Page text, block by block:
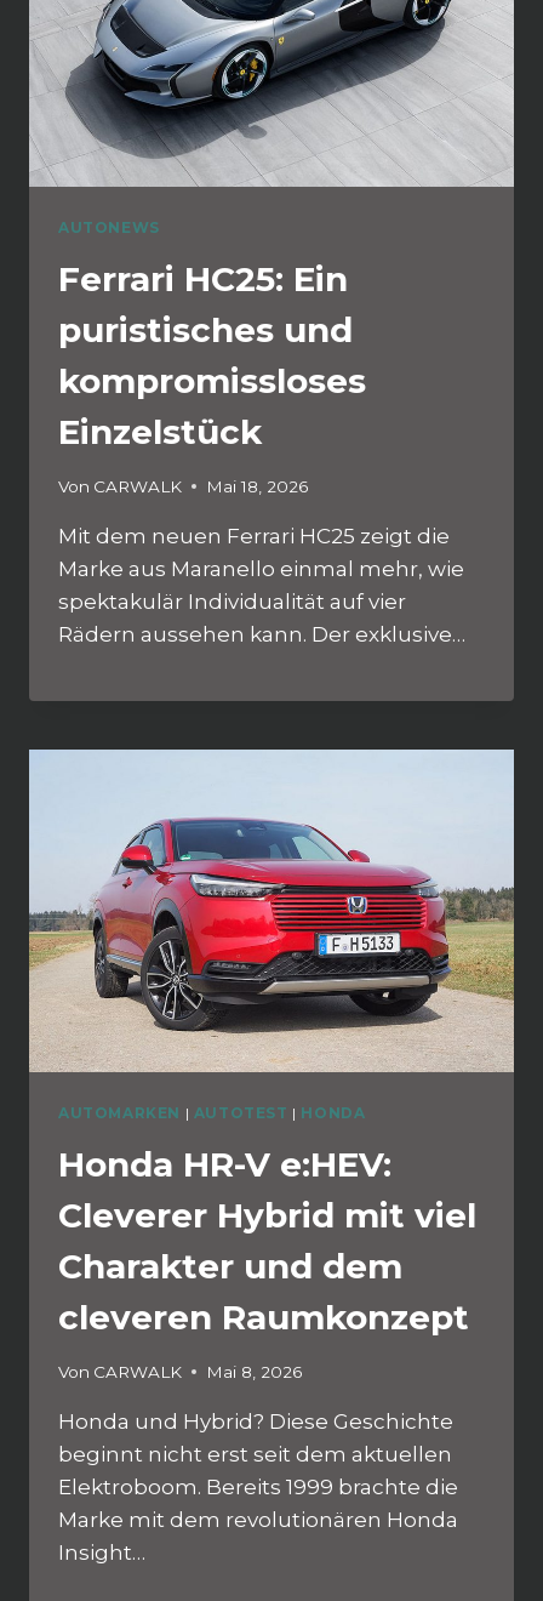
AUTONEWS
Ferrari HC25: Ein
puristisches und
kompromissloses
Einzelstück
Von CARWALK Mai 18, 2026
Mit dem neuen Ferrari HC25 zeigt die
Marke aus Maranello einmal mehr, wie
spektakulär Individualität auf vier
Rädern aussehen kann. Der exklusive…
AUTOMARKEN | AUTOTEST | HONDA
Honda HR-V e:HEV:
Cleverer Hybrid mit viel
Charakter und dem
cleveren Raumkonzept
Von CARWALK Mai 8, 2026
Honda und Hybrid? Diese Geschichte
beginnt nicht erst seit dem aktuellen
Elektroboom. Bereits 1999 brachte die
Marke mit dem revolutionären Honda
Insight…